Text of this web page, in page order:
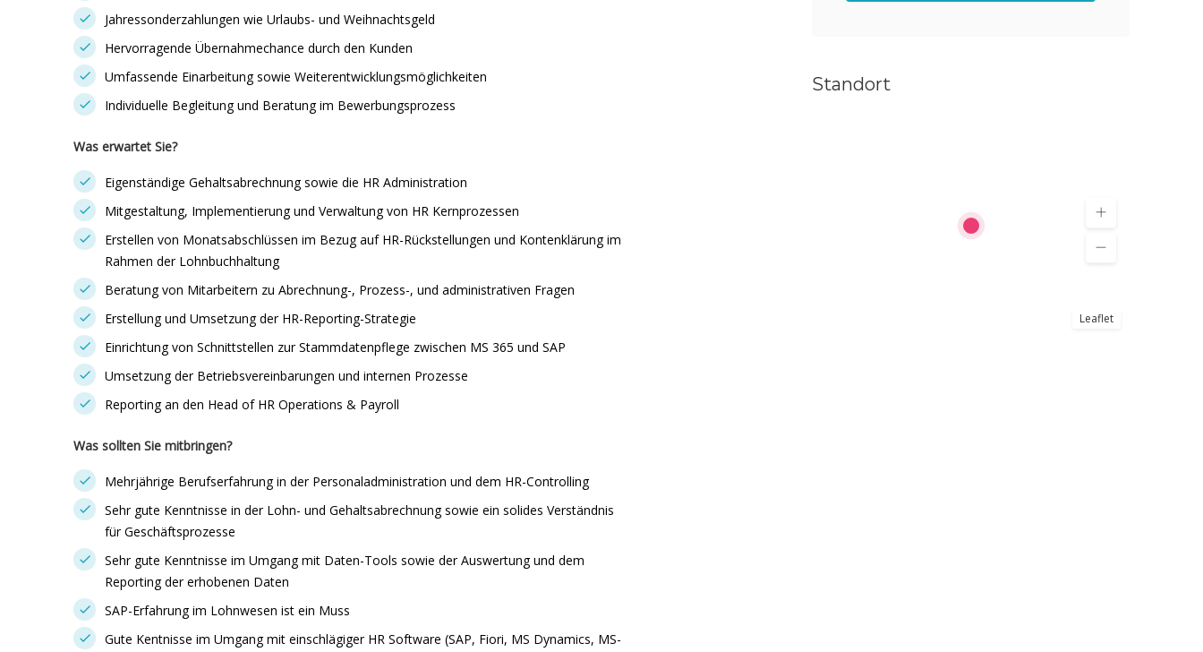
Jahressonderzahlungen wie Urlaubs- und Weihnachtsgeld
Hervorragende Übernahmechance durch den Kunden
Umfassende Einarbeitung sowie Weiterentwicklungsmöglichkeiten
Individuelle Begleitung und Beratung im Bewerbungsprozess
Was erwartet Sie?
Eigenständige Gehaltsabrechnung sowie die HR Administration
Mitgestaltung, Implementierung und Verwaltung von HR Kernprozessen
Erstellen von Monatsabschlüssen im Bezug auf HR-Rückstellungen und Kontenklärung im
Rahmen der Lohnbuchhaltung
Beratung von Mitarbeitern zu Abrechnung-, Prozess-, und administrativen Fragen
Erstellung und Umsetzung der HR-Reporting-Strategie
Einrichtung von Schnittstellen zur Stammdatenpflege zwischen MS 365 und SAP
Umsetzung der Betriebsvereinbarungen und internen Prozesse
Reporting an den Head of HR Operations & Payroll
Was sollten Sie mitbringen?
Mehrjährige Berufserfahrung in der Personaladministration und dem HR-Controlling
Sehr gute Kenntnisse in der Lohn- und Gehaltsabrechnung sowie ein solides Verständnis
für Geschäftsprozesse
Sehr gute Kenntnisse im Umgang mit Daten-Tools sowie der Auswertung und dem
Reporting der erhobenen Daten
SAP-Erfahrung im Lohnwesen ist ein Muss
Gute Kentnisse im Umgang mit einschlägiger HR Software (SAP, Fiori, MS Dynamics, MS-
Standort
Leaflet